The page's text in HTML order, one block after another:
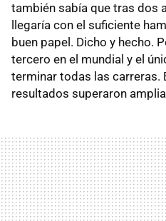
también sabía que tras dos
llegaría con el suficiente
buen papel. Dicho y hecho.
tercero en el mundial y el
terminar todas las carreras.
resultados superaron